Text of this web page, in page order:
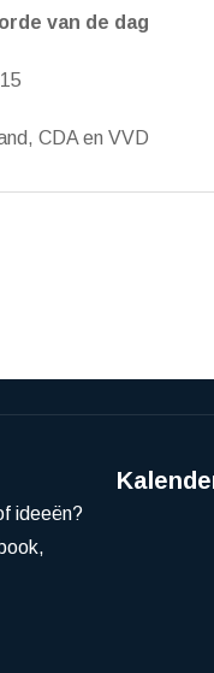
van de dag
CDA en VVD
ideeën?